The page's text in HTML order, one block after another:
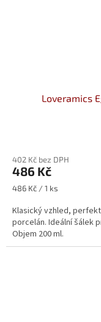
Loveramics
402 Kč bez DPH
486 Kč
Měrná
486 Kč / 1 ks
Klasický vzhled,
porcelán. Ideální šálek
Objem 200 ml.